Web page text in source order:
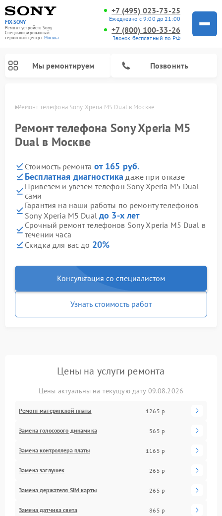
FIX-SONY
Ремонт устройств Sony
Специализированный
cервисный центр г.Москва
+7 (495) 023-73-25
Ежедневно с 9:00 до 21:00
+7 (800) 100-33-26
Звонок бесплатный по РФ
Мы ремонтируем Позвонить
Ремонт телефона Sony Xperia M5 Dual в Москве
Ремонт телефона Sony Xperia M5
Dual в Москве
Стоимость ремонта от 165 руб.
Бесплатная диагностика даже при отказе
Привезем и увезем телефон Sony Xperia M5 Dual
сами
Гарантия на наши работы по ремонту телефонов
Sony Xperia M5 Dual до 3-х лет
Срочный ремонт телефонов Sony Xperia M5 Dual в
течении часа
Скидка для вас до 20%
Консультация со специалистом
Узнать стоимость работ
Цены на услуги ремонта
Цены актуальны на текущую дату 09.08.2026
Ремонт материнской платы 1265 р
Замена голосового динамика 565 р
Замена контроллера платы 1165 р
Замена заглушек 265 р
Замена держателя SIM карты 265 р
Замена датчика света 865 р